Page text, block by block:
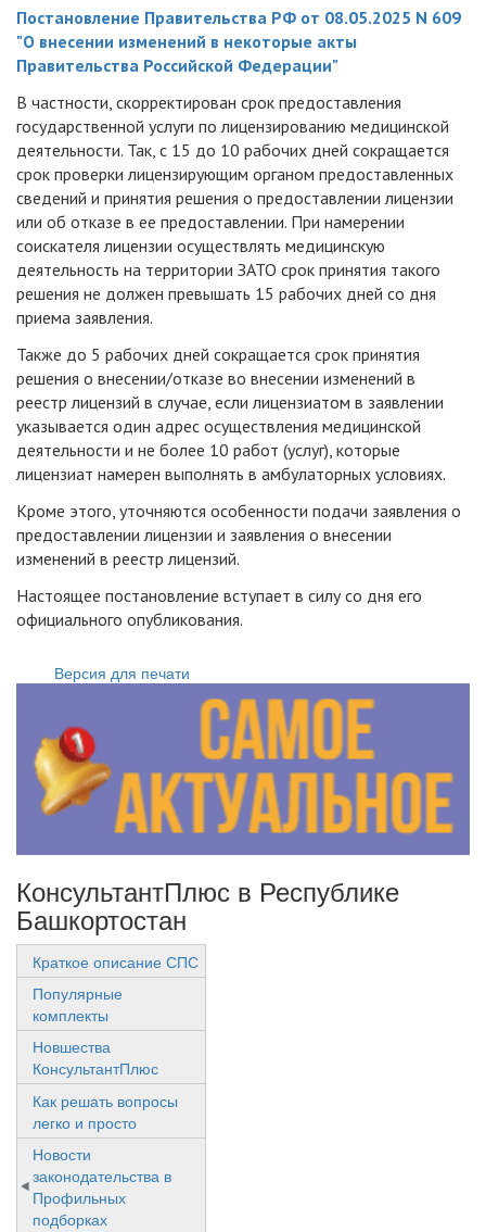
Постановление Правительства РФ от 08.05.2025 N 609
"О внесении изменений в некоторые акты
Правительства Российской Федерации"
В частности, скорректирован срок предоставления
государственной услуги по лицензированию медицинской
деятельности. Так, с 15 до 10 рабочих дней сокращается
срок проверки лицензирующим органом предоставленных
сведений и принятия решения о предоставлении лицензии
или об отказе в ее предоставлении. При намерении
соискателя лицензии осуществлять медицинскую
деятельность на территории ЗАТО срок принятия такого
решения не должен превышать 15 рабочих дней со дня
приема заявления.
Также до 5 рабочих дней сокращается срок принятия
решения о внесении/отказе во внесении изменений в
реестр лицензий в случае, если лицензиатом в заявлении
указывается один адрес осуществления медицинской
деятельности и не более 10 работ (услуг), которые
лицензиат намерен выполнять в амбулаторных условиях.
Кроме этого, уточняются особенности подачи заявления о
предоставлении лицензии и заявления о внесении
изменений в реестр лицензий.
Настоящее постановление вступает в силу со дня его
официального опубликования.
Версия для печати
КонсультантПлюс в Республике
Башкортостан
Краткое описание СПС
Популярные
комплекты
Новшества
КонсультантПлюс
Как решать вопросы
легко и просто
Новости
законодательства в
Профильных
подборках